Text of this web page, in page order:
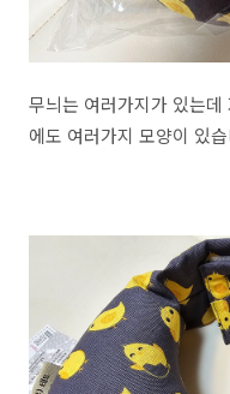
무늬는 여러가지가 있는
에도 여러가지 모양이 있